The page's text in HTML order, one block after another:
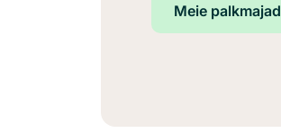
Meie palkmajad